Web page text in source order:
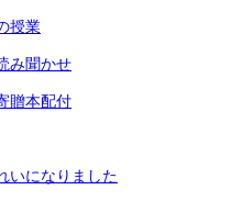
授業
み聞かせ
贈本配付
いになりました